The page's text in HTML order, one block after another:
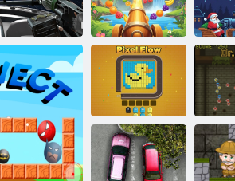
Artilleriezeit
Fruchttrieb
Pixelfluss